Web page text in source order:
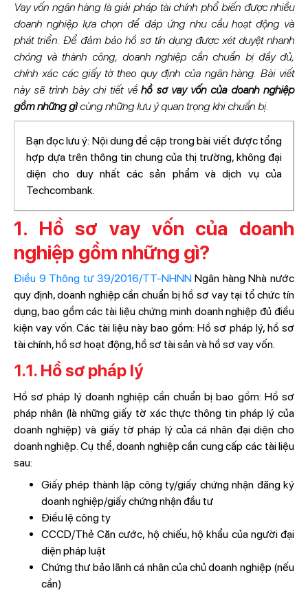
Vay vốn ngân hàng là giải pháp tài chính phổ biến được nhiều
doanh nghiệp lựa chọn để đáp ứng nhu cầu hoạt động và
phát triển. Để đảm bảo hồ sơ tín dụng được xét duyệt nhanh
chóng và thành công, doanh nghiệp cần chuẩn bị đầy đủ,
chính xác các giấy tờ theo quy định của ngân hàng. Bài viết
này sẽ trình bày chi tiết vềhồ sơ vay vốn của doanh nghiệp
gồm những gìcùng những lưu ý quan trọng khi chuẩn bị.
Bạn đọc lưu ý: Nội dung đề cập trong bài viết được tổng
hợp dựa trên thông tin chung của thị trường, không đại
diện cho duy nhất các sản phẩm và dịch vụ của
Techcombank.
1. Hồ sơ vay vốn của doanh
nghiệp gồm những gì?
Điều 9 Thông tư 39/2016/TT-NHNNNgân hàng Nhà nước
quy định, doanh nghiệp cần chuẩn bị hồ sơ vay tại tổ chức tín
dụng, bao gồm các tài liệu chứng minh doanh nghiệp đủ điều
kiện vay vốn. Các tài liệu này bao gồm: Hồ sơ pháp lý, hồ sơ
tài chính, hồ sơ hoạt động, hồ sơ tài sản và hồ sơ vay vốn.
1.1. Hồ sơ pháp lý
Hồ sơ pháp lý doanh nghiệp cần chuẩn bị bao gồm: Hồ sơ
pháp nhân (là những giấy tờ xác thực thông tin pháp lý của
doanh nghiệp) và giấy tờ pháp lý của cá nhân đại diện cho
doanh nghiệp. Cụ thể, doanh nghiệp cần cung cấp các tài liệu
sau:
Giấy phép thành lập công ty/giấy chứng nhận đăng ký
doanh nghiệp/giấy chứng nhận đầu tư
Điều lệ công ty
CCCD/Thẻ Căn cước, hộ chiếu, hộ khẩu của người đại
diện pháp luật
Chứng thư bảo lãnh cá nhân của chủ doanh nghiệp (nếu
cần)